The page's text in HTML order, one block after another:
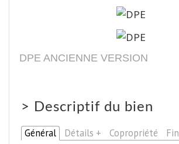
DPE ANCIENNE VERSION
> Descriptif du bien
Général Détails + Copropriété